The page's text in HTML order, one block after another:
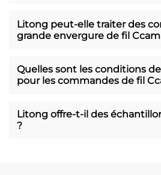
Litong peut-elle traiter des
grande envergure de fil Ccam
Quelles sont les conditions
pour les commandes de fil
Litong offre-t-il des
?